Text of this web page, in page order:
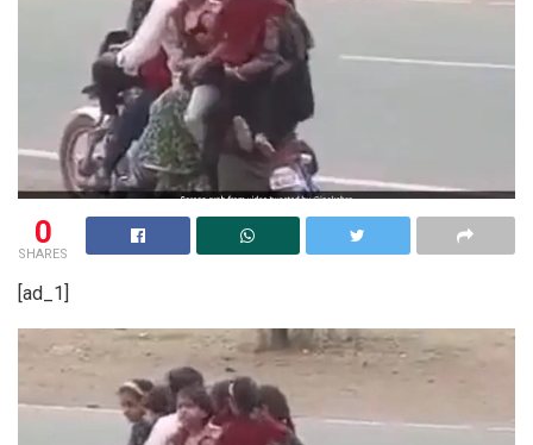
0
SHARES
[ad_1]